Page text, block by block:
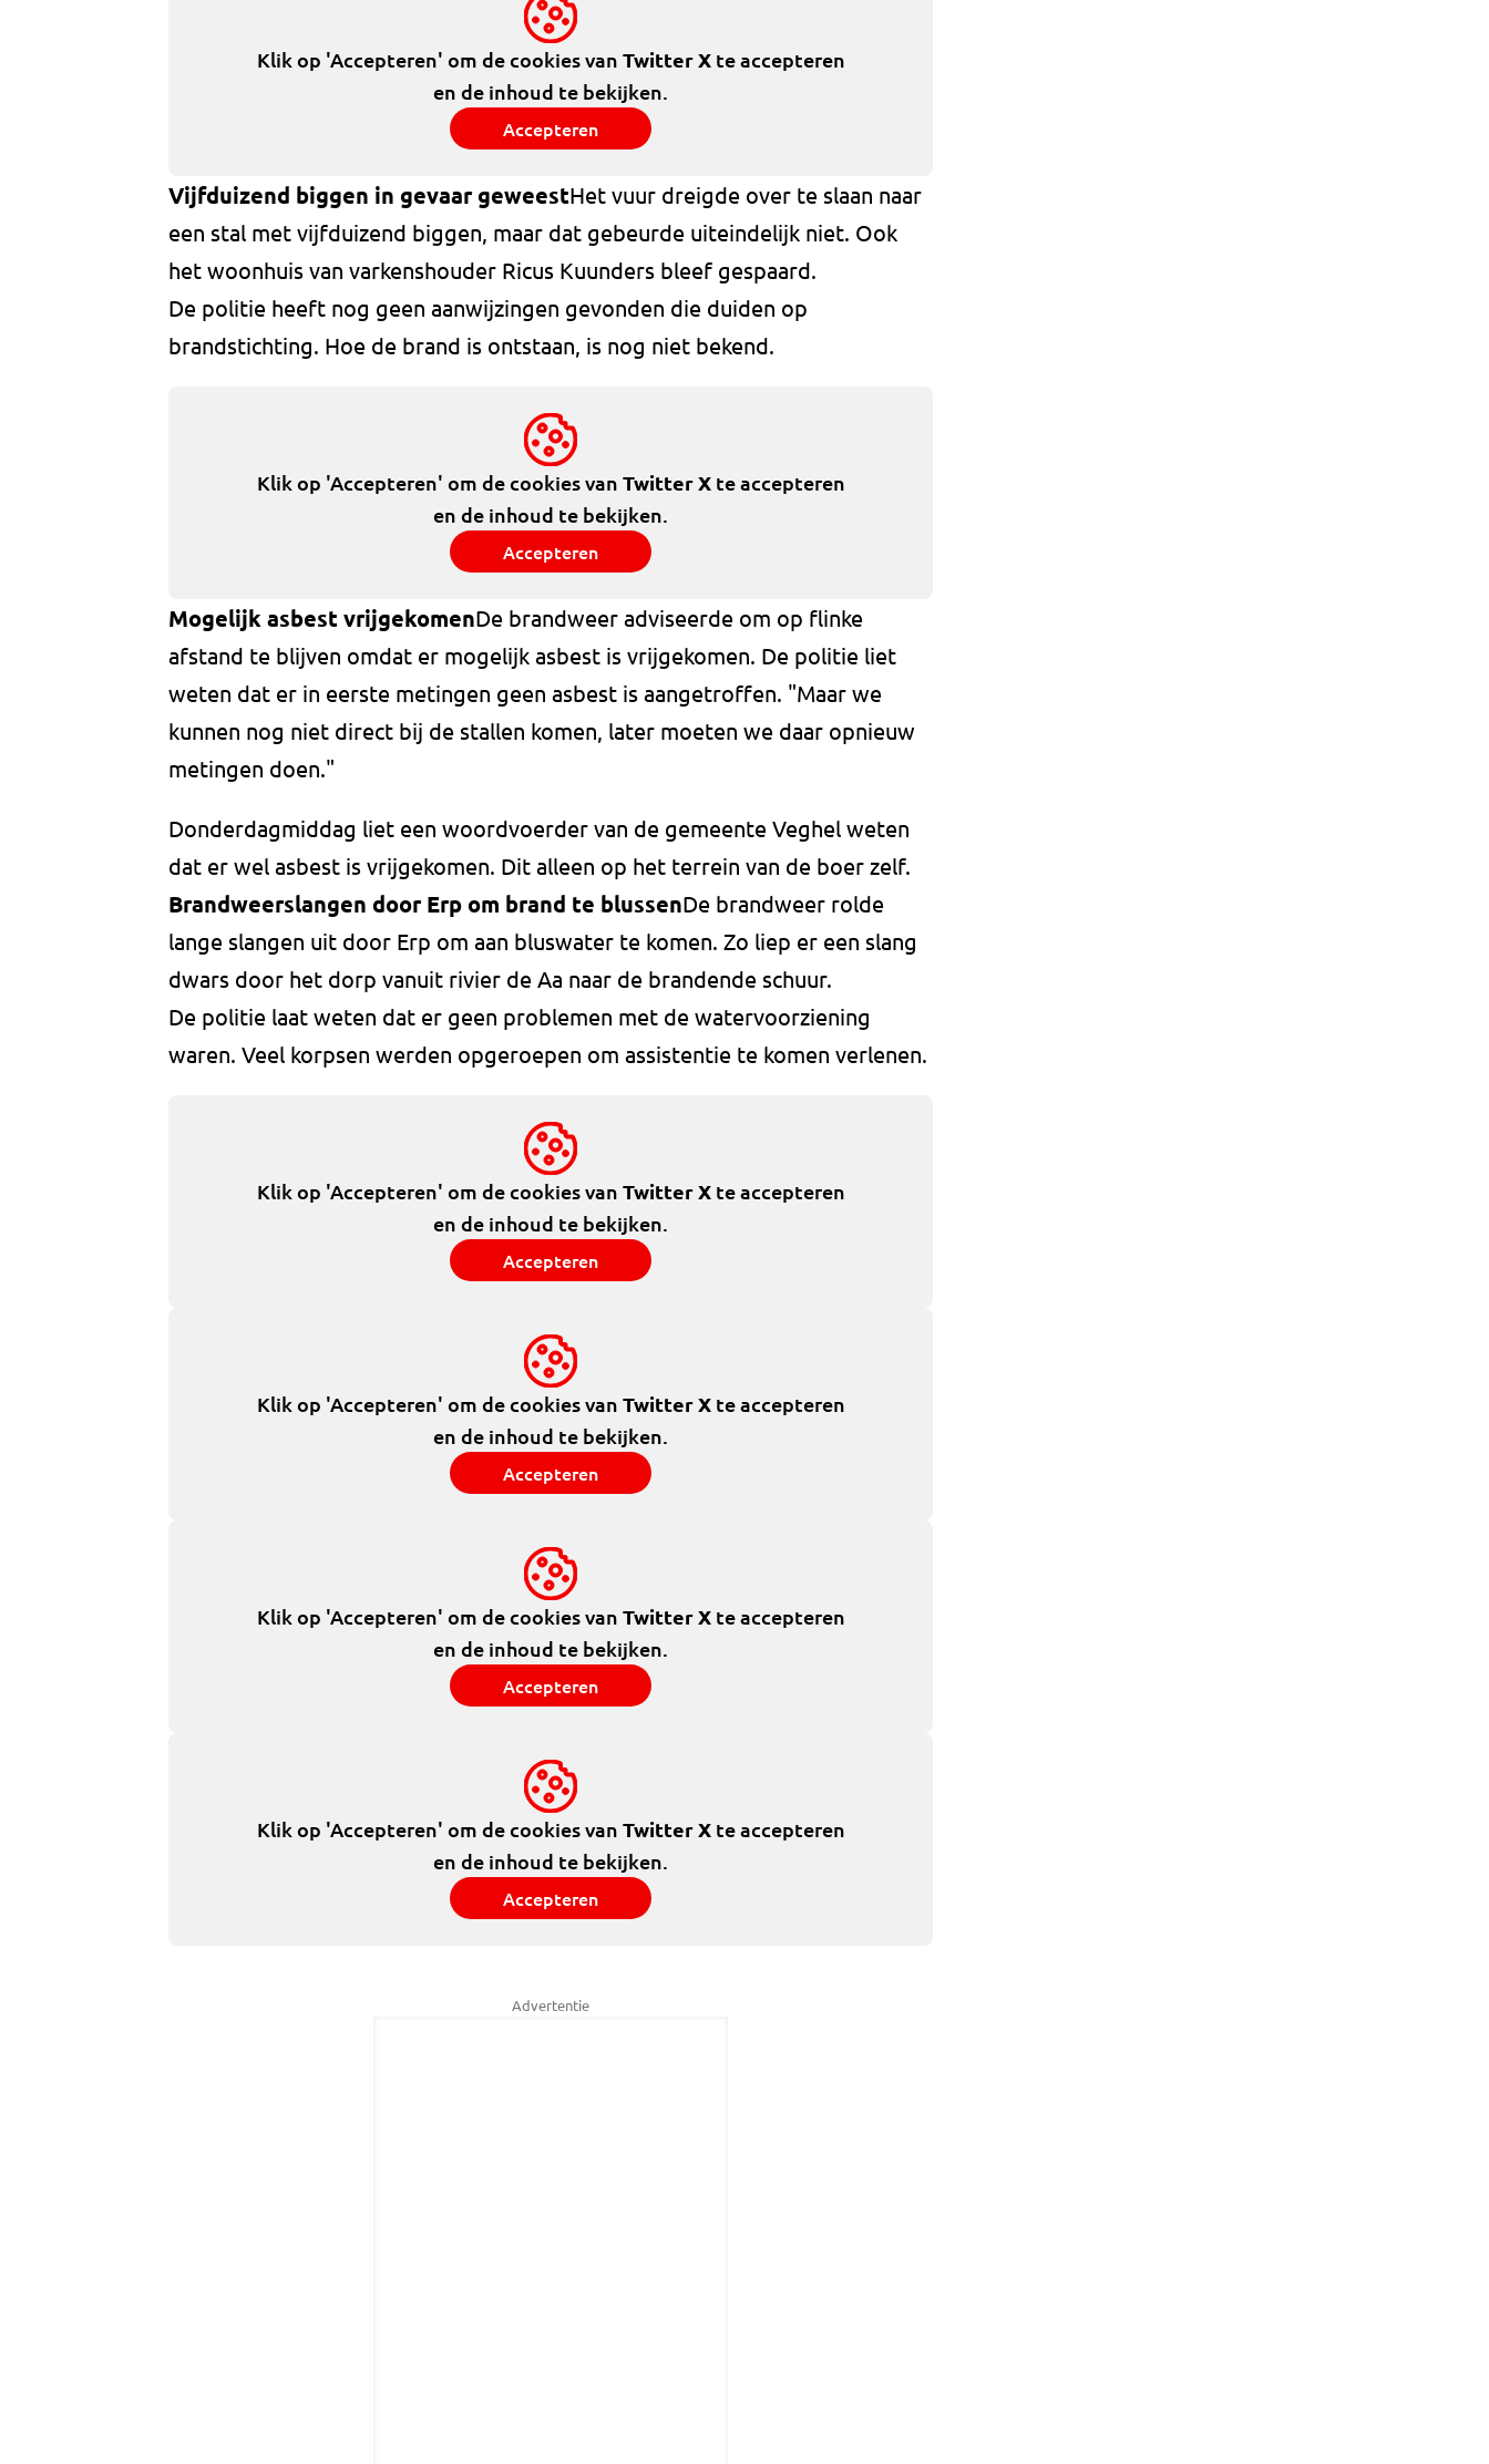
Klik op 'Accepteren' om de cookies van Twitter Xte accepteren
en de inhoud te bekijken.
Accepteren
Vijfduizend biggen in gevaar geweestHet vuur dreigde over te slaan naar
een stal met vijfduizend biggen, maar dat gebeurde uiteindelijk niet. Ook
het woonhuis van varkenshouder Ricus Kuunders bleef gespaard.
De politie heeft nog geen aanwijzingen gevonden die duiden op
brandstichting. Hoe de brand is ontstaan, is nog niet bekend.
Klik op 'Accepteren' om de cookies van Twitter Xte accepteren
en de inhoud te bekijken.
Accepteren
Mogelijk asbest vrijgekomenDe brandweer adviseerde om op flinke
afstand te blijven omdat er mogelijk asbest is vrijgekomen. De politie liet
weten dat er in eerste metingen geen asbest is aangetroffen. "Maar we
kunnen nog niet direct bij de stallen komen, later moeten we daar opnieuw
metingen doen."
Donderdagmiddag liet een woordvoerder van de gemeente Veghel weten
dat er wel asbest is vrijgekomen. Dit alleen op het terrein van de boer zelf.
Brandweerslangen door Erp om brand te blussenDe brandweer rolde
lange slangen uit door Erp om aan bluswater te komen. Zo liep er een slang
dwars door het dorp vanuit rivier de Aa naar de brandende schuur.
De politie laat weten dat er geen problemen met de watervoorziening
waren. Veel korpsen werden opgeroepen om assistentie te komen verlenen.
Klik op 'Accepteren' om de cookies van Twitter Xte accepteren
en de inhoud te bekijken.
Accepteren
Klik op 'Accepteren' om de cookies van Twitter Xte accepteren
en de inhoud te bekijken.
Accepteren
Klik op 'Accepteren' om de cookies van Twitter Xte accepteren
en de inhoud te bekijken.
Accepteren
Klik op 'Accepteren' om de cookies van Twitter Xte accepteren
en de inhoud te bekijken.
Accepteren
Advertentie